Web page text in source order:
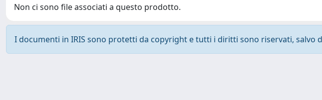
Non ci sono file associati a questo prodotto.
I documenti in IRIS sono protetti da copyright e tutti i diritti sono riservati, salvo